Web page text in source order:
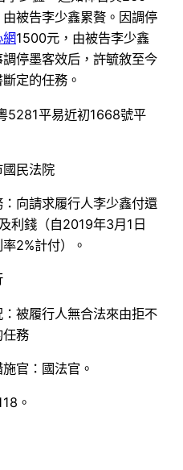
被告李少鑫累贅。因調停
1500元，由被告李少鑫
停墨客效后，許毓敘至今
定的任務。
5281平易近初1668號平
民法院
向請求履行人李少鑫付還
利錢（自2019年3月1日
2%計付）。
被履行人無合法來由拒不
任務
官：國法官。
。